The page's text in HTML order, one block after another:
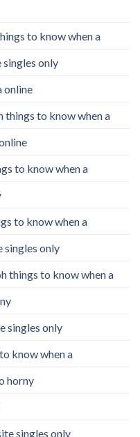
to know when a
only
online
to know when a
to know when a
to know when a
singles only
things to know when a
singles only
know when a
horny
singles only